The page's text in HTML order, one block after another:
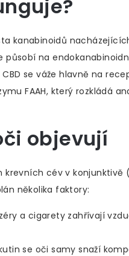
?
kanabinoidů
na
se váže hlavně na
FAAH, který rozkládá
objevují
krevních cév v
několika faktory:
a cigarety zahřívají
se oči samy snaží